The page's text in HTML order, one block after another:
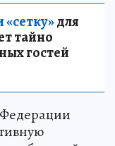
для
тайно
гостей
Федерации